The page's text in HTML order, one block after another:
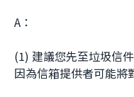
A：
(1) 建議您先至垃圾信
因為信箱提供者可能將